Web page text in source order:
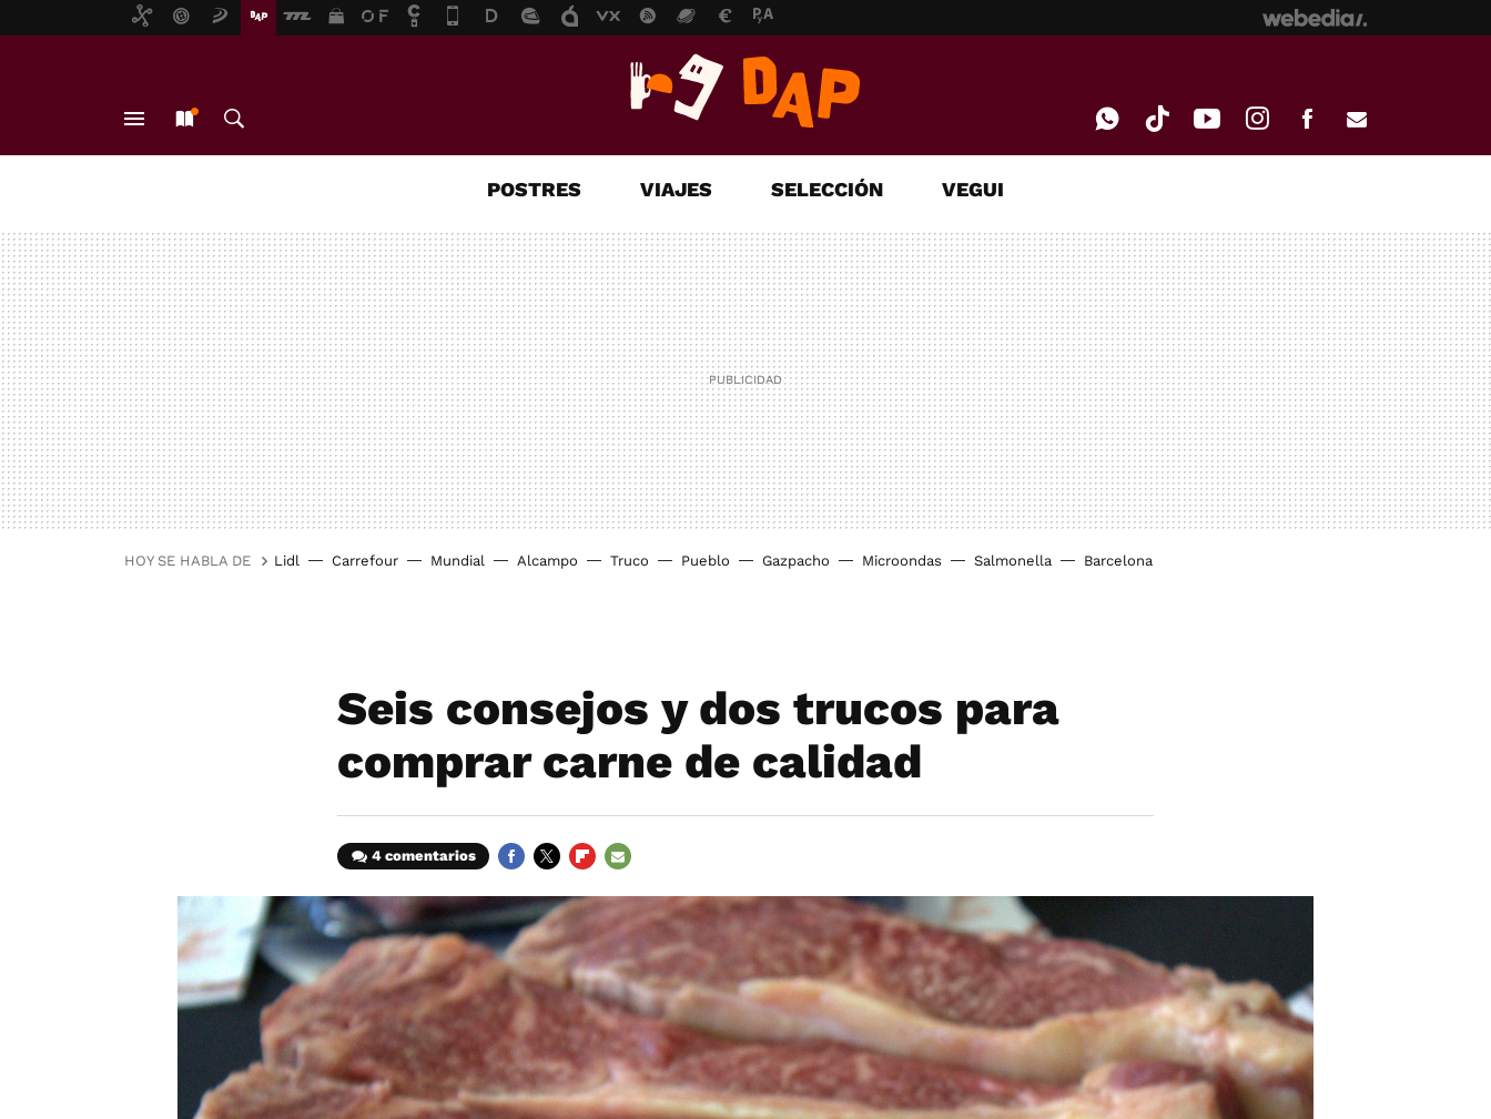
MAIL
POSTRES VIAJES SELECCIÓN VEGUI
HOY SE HABLA DE Lidl Carrefour Mundial Alcampo Truco Pueblo Gazpacho Microondas Salmonella Barcelona
Seis consejos y dos trucos para
comprar carne de calidad
4 comentarios
MAIL